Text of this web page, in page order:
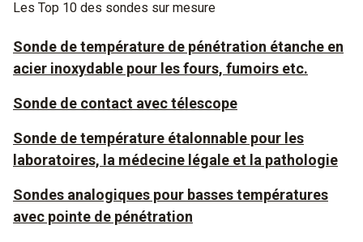
Les Top 10 des sondes sur mesure
Sonde de température de pénétration étanche en
acier inoxydable pour les fours, fumoirs etc.
Sonde de contact avec télescope
Sonde de température étalonnable pour les
laboratoires, la médecine légale et la pathologie
Sondes analogiques pour basses températures
avec pointe de pénétration